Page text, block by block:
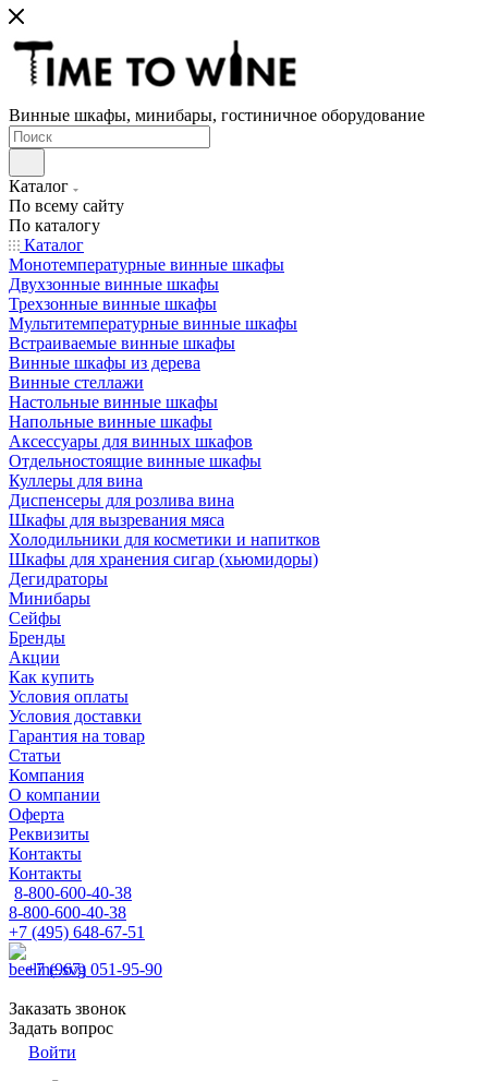
Винные шкафы, минибары, гостиничное оборудование
Каталог
По всему сайту
По каталогу
Каталог
Монотемпературные винные шкафы
Двухзонные винные шкафы
Трехзонные винные шкафы
Мультитемпературные винные шкафы
Встраиваемые винные шкафы
Винные шкафы из дерева
Винные стеллажи
Настольные винные шкафы
Напольные винные шкафы
Аксессуары для винных шкафов
Отдельностоящие винные шкафы
Куллеры для вина
Диспенсеры для розлива вина
Шкафы для вызревания мяса
Холодильники для косметики и напитков
Шкафы для хранения сигар (хьюмидоры)
Дегидраторы
Минибары
Сейфы
Бренды
Акции
Как купить
Условия оплаты
Условия доставки
Гарантия на товар
Статьи
Компания
О компании
Оферта
Реквизиты
Контакты
Контакты
8-800-600-40-38
8-800-600-40-38
+7 (495) 648-67-51
+7 (967) 051-95-90
Заказать звонок
Задать вопрос
Войти